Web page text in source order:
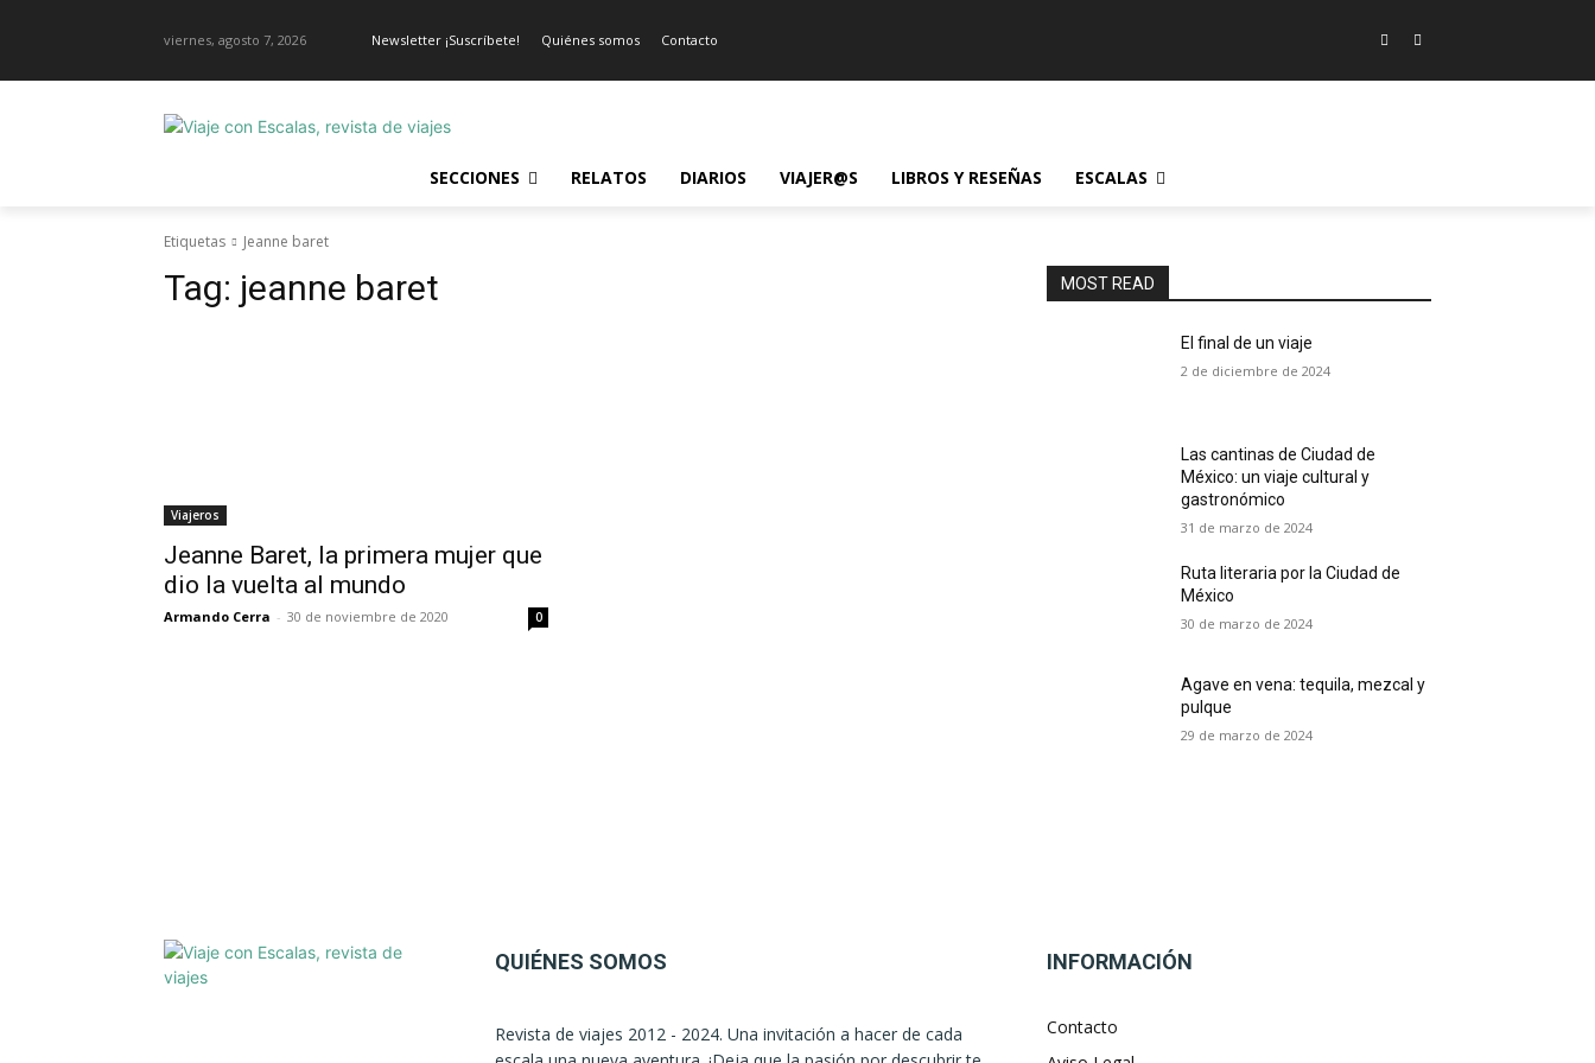
viernes, agosto 7, 2026 Newsletter ¡Suscríbete! Quiénes somos Contacto
SECCIONES RELATOS DIARIOS VIAJER@S LIBROS Y RESEÑAS ESCALAS
Etiquetas Jeanne baret
Tag: jeanne baret
Viajeros
Jeanne Baret, la primera mujer que
dio la vuelta al mundo
Armando Cerra - 30 de noviembre de 2020 0
MOST READ
El final de un viaje
2 de diciembre de 2024
Las cantinas de Ciudad de
México: un viaje cultural y
gastronómico
31 de marzo de 2024
Ruta literaria por la Ciudad de
México
30 de marzo de 2024
Agave en vena: tequila, mezcal y
pulque
29 de marzo de 2024
QUIÉNES SOMOS
Revista de viajes 2012 - 2024. Una invitación a hacer de cada
INFORMACIÓN
Contacto